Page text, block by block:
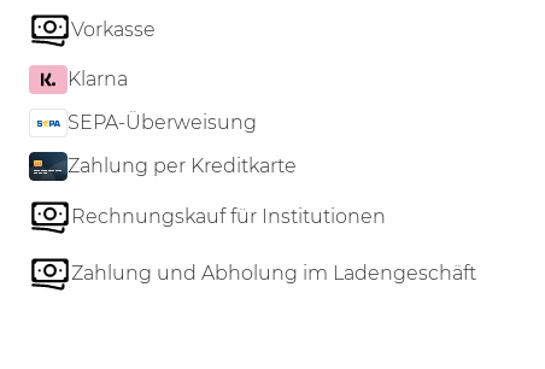
Vorkasse
Klarna
SEPA-Überweisung
Zahlung per Kreditkarte
Rechnungskauf für Institutionen
Zahlung und Abholung im Ladengeschäft